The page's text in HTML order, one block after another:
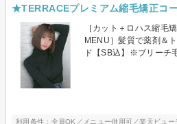
★TERRACEプレミアム縮毛矯正コ
［カット＋ロハス縮毛
MENU］髪質で薬剤＆
ド【SB込】※ブリーチ
利用条件：全員OK／メニュー併用可／楽天ビュー